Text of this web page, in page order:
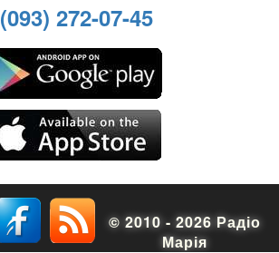
(093) 272-07-45
© 2010 - 2026 Радіо
Марія